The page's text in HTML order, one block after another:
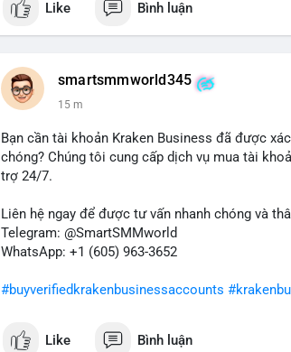
Like Bình luận
smartsmmworld345
15 m
Bạn cần tài khoản Kraken Business đã được
chóng? Chúng tôi cung cấp dịch vụ mua tài
trợ 24/7.
Liên hệ ngay để được tư vấn nhanh chóng và
Telegram: @SmartSMMworld
WhatsApp: +1 (605) 963-3652
#buyverifiedkrakenbusinessaccounts
Like Bình luận